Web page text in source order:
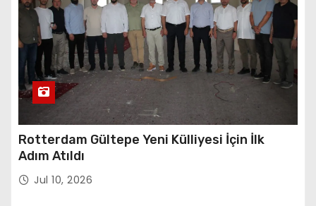
Rotterdam Gültepe Yeni Külliyesi İçin İlk
Adım Atıldı
Jul 10, 2026